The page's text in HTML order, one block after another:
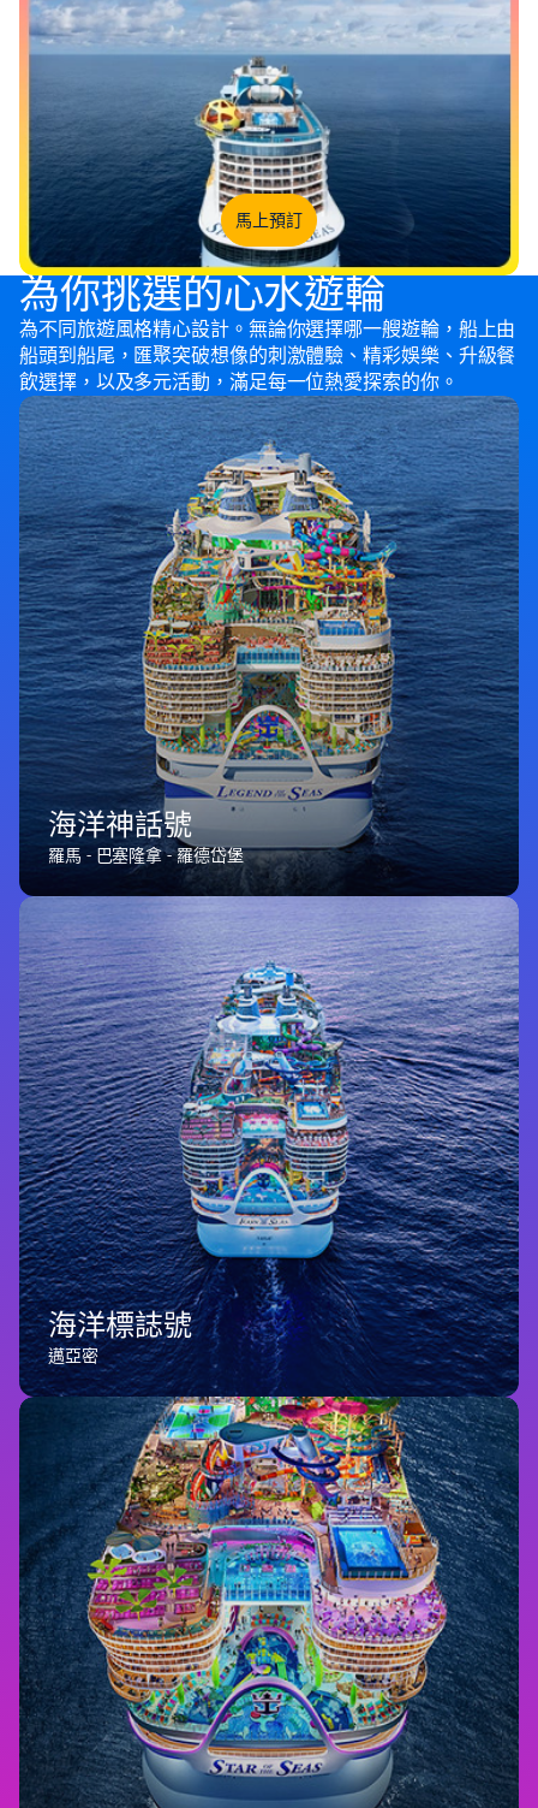
馬上預訂
為你挑選的心水遊輪
為不同旅遊風格精心設計。無論你選擇哪一艘遊輪，船上由
船頭到船尾，匯聚突破想像的刺激體驗、精彩娛樂、升級餐
飲選擇，以及多元活動，滿足每一位熱愛探索的你。
海洋神話號
羅馬 - 巴塞隆拿 - 羅德岱堡
海洋標誌號
邁亞密